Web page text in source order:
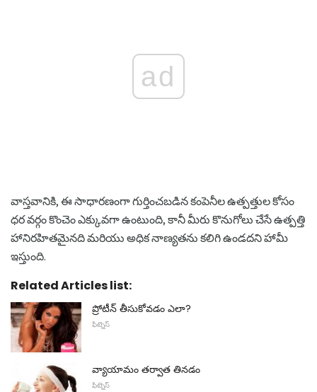
ad
వాస్తవానికి, ఈ సాధారణంగా గుర్తించబడిన కంపెనీల ఉత్పత్తుల కోసం
ధర వర్గం కొంచెం ఎక్కువగా ఉంటుంది, కానీ మీరు కొనుగోలు చేసే ఉత్పత్తి
హానిరహితమైనది మరియు అధిక నాణ్యతను కలిగి ఉండదని హామీ
ఇస్తుంది.
Related Articles list:
ప్రోటీన్ తీసుకోవడం ఎలా?
ఫిట్నెస్
వ్యాయామం తర్వాత తినడం
ఫిట్నెస్